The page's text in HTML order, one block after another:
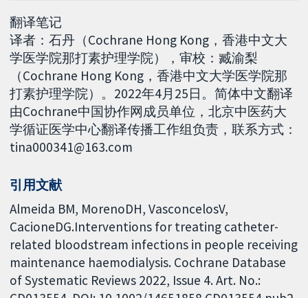
翻译笔记
译者：石丹（Cochrane Hong Kong，香港中文大
学医学院那打素护理学院），审校：臧渝梨
（Cochrane Hong Kong，香港中文大学医学院那
打素护理学院）。2022年4月25日。简体中文翻译
由Cochrane中国协作网成员单位，北京中医药大
学循证医学中心翻译传播工作组负责，联系方式：
tina000341@163.com
引用文献
Almeida BM, MorenoDH, VasconcelosV,
CacioneDG.Interventions for treating catheter-
related bloodstream infections in people receiving
maintenance haemodialysis. Cochrane Database
of Systematic Reviews 2022, Issue 4. Art. No.: